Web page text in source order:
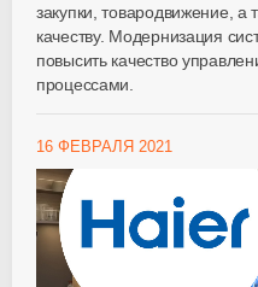
закупки, товародвижение, а
качеству. Модернизация
повысить качество
процессами.
16 ФЕВРАЛЯ 2021